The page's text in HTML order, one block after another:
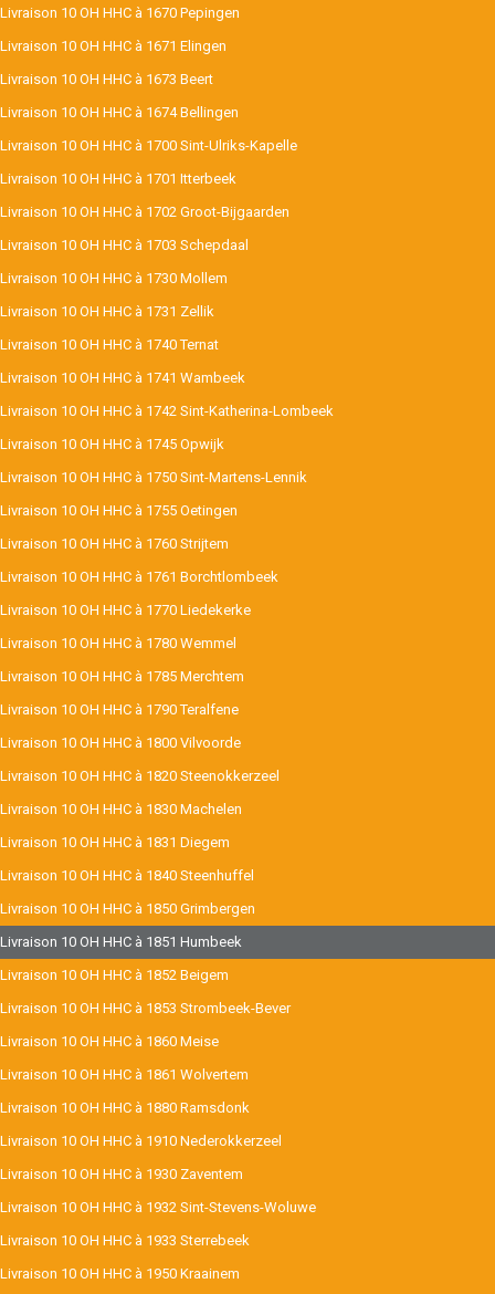
Livraison 10 OH HHC à 1670 Pepingen
Livraison 10 OH HHC à 1671 Elingen
Livraison 10 OH HHC à 1673 Beert
Livraison 10 OH HHC à 1674 Bellingen
Livraison 10 OH HHC à 1700 Sint-Ulriks-Kapelle
Livraison 10 OH HHC à 1701 Itterbeek
Livraison 10 OH HHC à 1702 Groot-Bijgaarden
Livraison 10 OH HHC à 1703 Schepdaal
Livraison 10 OH HHC à 1730 Mollem
Livraison 10 OH HHC à 1731 Zellik
Livraison 10 OH HHC à 1740 Ternat
Livraison 10 OH HHC à 1741 Wambeek
Livraison 10 OH HHC à 1742 Sint-Katherina-Lombeek
Livraison 10 OH HHC à 1745 Opwijk
Livraison 10 OH HHC à 1750 Sint-Martens-Lennik
Livraison 10 OH HHC à 1755 Oetingen
Livraison 10 OH HHC à 1760 Strijtem
Livraison 10 OH HHC à 1761 Borchtlombeek
Livraison 10 OH HHC à 1770 Liedekerke
Livraison 10 OH HHC à 1780 Wemmel
Livraison 10 OH HHC à 1785 Merchtem
Livraison 10 OH HHC à 1790 Teralfene
Livraison 10 OH HHC à 1800 Vilvoorde
Livraison 10 OH HHC à 1820 Steenokkerzeel
Livraison 10 OH HHC à 1830 Machelen
Livraison 10 OH HHC à 1831 Diegem
Livraison 10 OH HHC à 1840 Steenhuffel
Livraison 10 OH HHC à 1850 Grimbergen
Livraison 10 OH HHC à 1851 Humbeek
Livraison 10 OH HHC à 1852 Beigem
Livraison 10 OH HHC à 1853 Strombeek-Bever
Livraison 10 OH HHC à 1860 Meise
Livraison 10 OH HHC à 1861 Wolvertem
Livraison 10 OH HHC à 1880 Ramsdonk
Livraison 10 OH HHC à 1910 Nederokkerzeel
Livraison 10 OH HHC à 1930 Zaventem
Livraison 10 OH HHC à 1932 Sint-Stevens-Woluwe
Livraison 10 OH HHC à 1933 Sterrebeek
Livraison 10 OH HHC à 1950 Kraainem